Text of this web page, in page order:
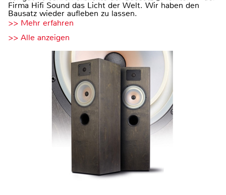
Firma Hifi Sound das Licht der Welt. Wir haben den
Bausatz wieder aufleben zu lassen.
>> Mehr erfahren
>> Alle anzeigen